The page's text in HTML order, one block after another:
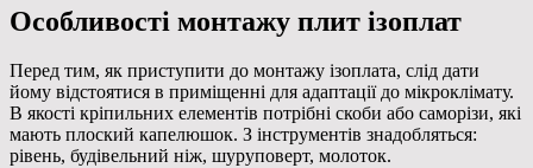
Особливості монтажу плит ізоплат
Перед тим, як приступити до монтажу ізоплата, слід дати
йому відстоятися в приміщенні для адаптації до мікроклімату.
В якості кріпильних елементів потрібні скоби або саморізи, які
мають плоский капелюшок. З інструментів знадобляться:
рівень, будівельний ніж, шуруповерт, молоток.